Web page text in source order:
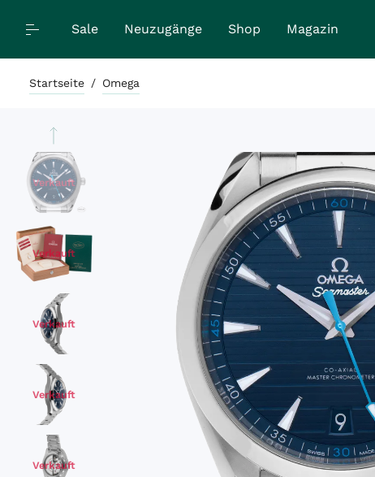
Sale Neuzugänge Shop Magazin
Startseite / Omega
Verkauft
Verkauft
Verkauft
Verkauft
Verkauft